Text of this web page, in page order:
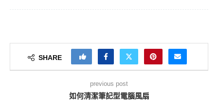
SHARE
previous post
如何清潔筆記型電腦風扇